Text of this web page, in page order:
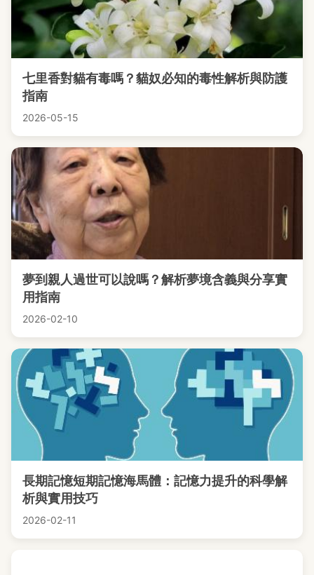
七里香對貓有毒嗎？貓奴必知的毒性解析與防護
指南
2026-05-15
夢到親人過世可以說嗎？解析夢境含義與分享實
用指南
2026-02-10
長期記憶短期記憶海馬體：記憶力提升的科學解
析與實用技巧
2026-02-11